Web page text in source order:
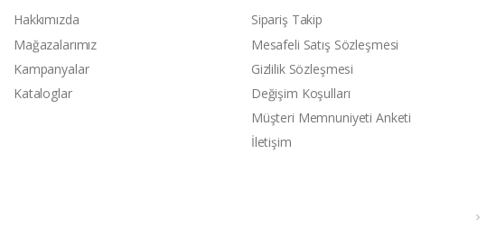
Hakkımızda
Mağazalarımız
Kampanyalar
Kataloglar
Sipariş Takip
Mesafeli Satış Sözleşmesi
Gizlilik Sözleşmesi
Değişim Koşulları
Müşteri Memnuniyeti Anketi
İletişim